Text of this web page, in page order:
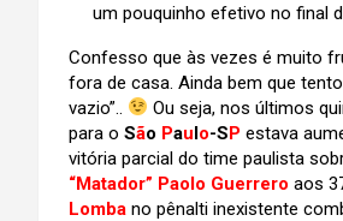
um pouquinho efetivo no final
Confesso que às vezes é muito
fora de casa. Ainda bem que
vazio”..
Ou seja, nos últimos
para o São Paulo-SP estava
vitória parcial do time paulista
“Matador” Paolo Guerrero aos
Lomba no pênalti inexistente